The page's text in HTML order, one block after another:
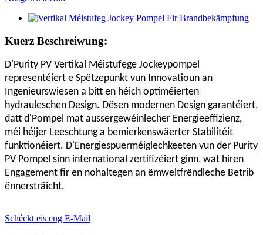
Kuerz Beschreiwung:
D'Purity PV Vertikal Méistufege Jockeypompel
representéiert e Spëtzepunkt vun Innovatioun an
Ingenieurswiesen a bitt en héich optiméierten
hydrauleschen Design. Dësen modernen Design garantéiert,
datt d'Pompel mat aussergewéinlecher Energieeffizienz,
méi héijer Leeschtung a bemierkenswäerter Stabilitéit
funktionéiert. D'Energiespuerméiglechkeeten vun der Purity
PV Pompel sinn international zertifizéiert ginn, wat hiren
Engagement fir en nohaltegen an ëmweltfrëndleche Betrib
ënnersträicht.
Schéckt eis eng E-Mail